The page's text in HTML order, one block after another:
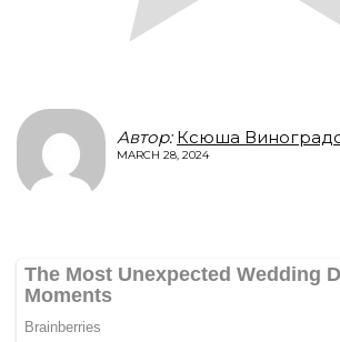
Автор: Ксюша
MARCH 28, 2024